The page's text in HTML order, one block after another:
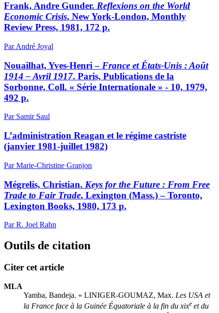
Frank, Andre Gunder. Reflexions on the World
Economic Crisis, New York-London, Monthly
Review Press, 1981, 172 p.
Par André Joyal
Nouailhat, Yves-Henri – France et États-Unis : Août
1914 – Avril 1917. Paris, Publications de la
Sorbonne, Coll. « Série Internationale » - 10, 1979,
492 p.
Par Samir Saul
L’administration Reagan et le régime castriste
(janvier 1981-juillet 1982)
Par Marie-Christine Granjon
Mégrelis, Christian. Keys for the Future : From Free
Trade to Fair Trade, Lexington (Mass.) – Toronto,
Lexington Books, 1980, 173 p.
Par R. Joel Rahn
Outils de citation
Citer cet article
MLA
Yamba, Bandeja. « LINIGER-GOUMAZ, Max. Les USA et
la France face à la Guinée Équatoriale à la fin du xixe et du